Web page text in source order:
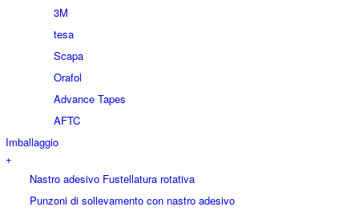
3M
tesa
Scapa
Orafol
Advance Tapes
AFTC
Imballaggio
+
Nastro adesivo Fustellatura rotativa
Punzoni di sollevamento con nastro adesivo